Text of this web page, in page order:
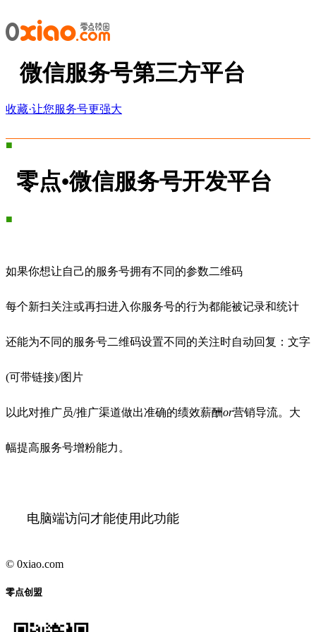
微信服务号第三方平台
收藏·让您服务号更强大
■
零点•微信服务号开发平台
■
如果你想让自己的服务号拥有不同的参数二维码
每个新扫关注或再扫进入你服务号的行为都能被记录和统计
还能为不同的服务号二维码设置不同的关注时自动回复：文字
(可带链接)/图片
以此对推广员/推广渠道做出准确的绩效薪酬or营销导流。大
幅提高服务号增粉能力。
电脑端访问才能使用此功能
© 0xiao.com
零点创盟